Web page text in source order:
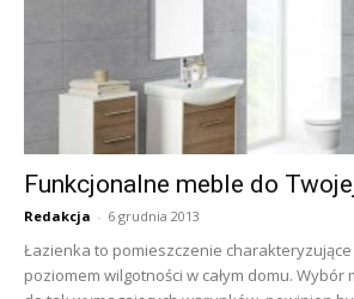
Funkcjonalne meble do
Redakcja - 6 grudnia 2013
Łazienka to pomieszczenie
poziomem wilgotności w całym domu.